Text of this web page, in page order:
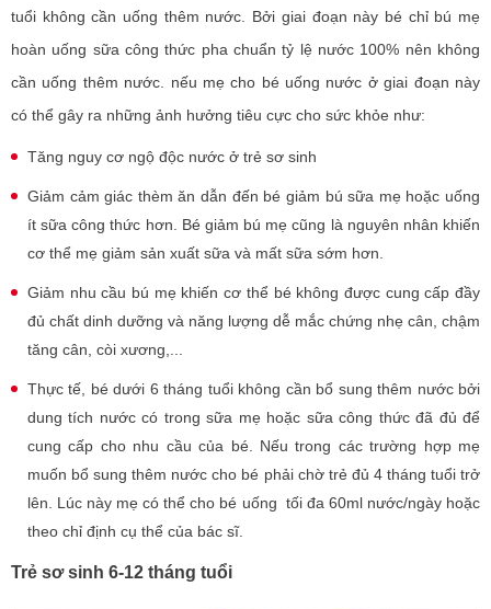
tuổi không cần uống thêm nước. Bởi giai đoạn này bé chỉ bú mẹ
hoàn uống sữa công thức pha chuẩn tỷ lệ nước 100% nên không
cần uống thêm nước. nếu mẹ cho bé uống nước ở giai đoạn này
có thể gây ra những ảnh hưởng tiêu cực cho sức khỏe như:
Tăng nguy cơ ngộ độc nước ở trẻ sơ sinh
Giảm cảm giác thèm ăn dẫn đến bé giảm bú sữa mẹ hoặc uống
ít sữa công thức hơn. Bé giảm bú mẹ cũng là nguyên nhân khiến
cơ thể mẹ giảm sản xuất sữa và mất sữa sớm hơn.
Giảm nhu cầu bú mẹ khiến cơ thể bé không được cung cấp đầy
đủ chất dinh dưỡng và năng lượng dễ mắc chứng nhẹ cân, chậm
tăng cân, còi xương,...
Thực tế, bé dưới 6 tháng tuổi không cần bổ sung thêm nước bởi
dung tích nước có trong sữa mẹ hoặc sữa công thức đã đủ để
cung cấp cho nhu cầu của bé. Nếu trong các trường hợp mẹ
muốn bổ sung thêm nước cho bé phải chờ trẻ đủ 4 tháng tuổi trở
lên. Lúc này mẹ có thể cho bé uống tối đa 60ml nước/ngày hoặc
theo chỉ định cụ thể của bác sĩ.
Trẻ sơ sinh 6-12 tháng tuổi